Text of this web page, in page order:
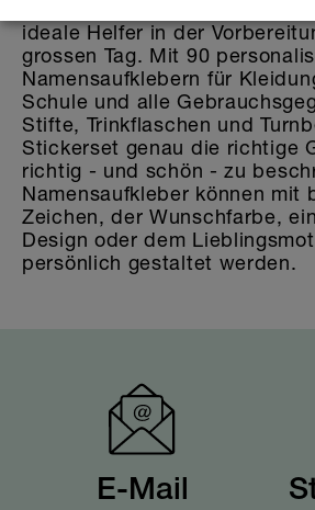
ideale Helfer in der
grossen Tag. Mit 90
Namensaufklebern für
Schule und alle
Stifte, Trinkflaschen und
Stickerset genau die richtige
richtig - und schön - zu
Namensaufkleber können mit
Zeichen, der Wunschfarbe,
Design oder dem
persönlich gestaltet werden.
E-Mail